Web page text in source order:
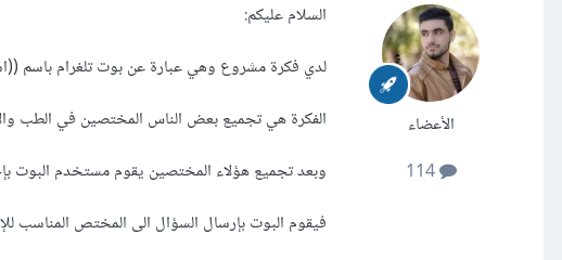
الأعضاء
114
السلام عليكم:
لدي فكرة مشروع وهي عبارة عن بوت تلغرام باسم
الفكرة هي تجميع بعض الناس المختصين في الطب
وبعد تجميع هؤلاء المختصين يقوم مستخدم البوت
فيقوم البوت بإرسال السؤال الى المختص المناسب